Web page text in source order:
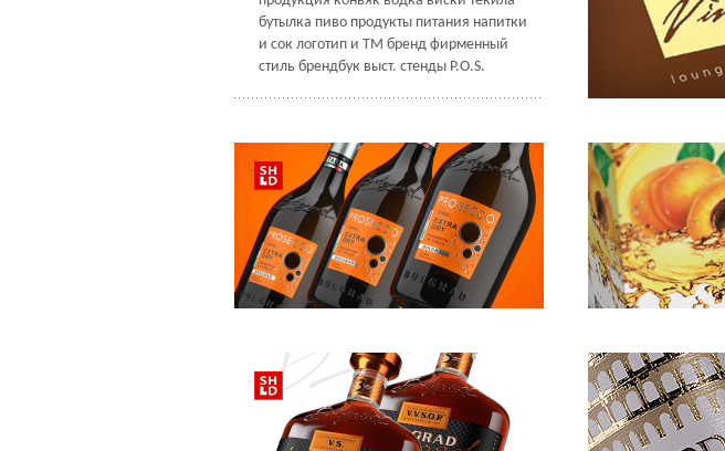
бутылка пиво продукты питания напитки
и сок логотип и ТМ бренд фирменный
стиль брендбук выст. стенды P.O.S.